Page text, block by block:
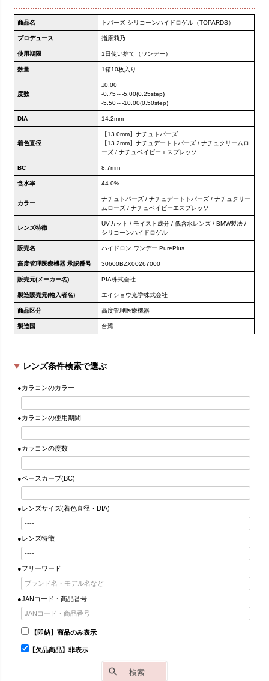
商品名 トパーズ シリコーンハイドロゲル（TOPARDS）
プロデュース 指原莉乃
使用期限 1日使い捨て（ワンデー）
数量 1箱10枚入り
度数
±0.00
-0.75～-5.00(0.25step)
-5.50～-10.00(0.50step)
DIA 14.2mm
着色直径
【13.0mm】ナチュトパーズ
【13.2mm】ナチュデートトパーズ / ナチュクリームロ
ーズ / ナチュベイビーエスプレッソ
BC 8.7mm
含水率 44.0%
カラー
ナチュトパーズ / ナチュデートトパーズ / ナチュクリー
ムローズ / ナチュベイビーエスプレッソ
レンズ特徴
UVカット / モイスト成分 / 低含水レンズ / BMW製法 /
シリコーンハイドロゲル
販売名 ハイドロン ワンデー PurePlus
高度管理医療機器 承認番号 30600BZX00267000
販売元(メーカー名) PIA株式会社
製造販売元(輸入者名) エイショウ光学株式会社
商品区分 高度管理医療機器
製造国 台湾
レンズ条件検索で選ぶ
●カラコンのカラー
●カラコンの使用期間
●カラコンの度数
●ベースカーブ(BC)
●レンズサイズ(着色直径・DIA)
●レンズ特徴
●フリーワード
●JANコード・商品番号
【即納】商品のみ表示
【欠品商品】非表示
検索